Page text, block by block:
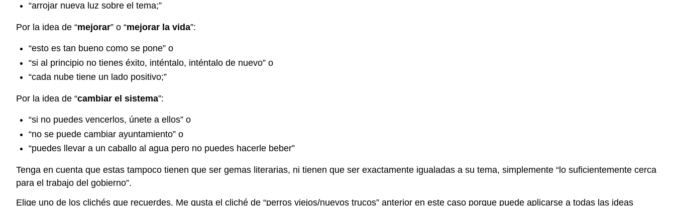
“arrojar nueva luz sobre el tema;”
Por la idea de “mejorar” o “mejorar la vida”:
“esto es tan bueno como se pone” o
“si al principio no tienes éxito, inténtalo, inténtalo de nuevo” o
“cada nube tiene un lado positivo;”
Por la idea de “cambiar el sistema”:
“si no puedes vencerlos, únete a ellos” o
“no se puede cambiar ayuntamiento” o
“puedes llevar a un caballo al agua pero no puedes hacerle beber”
Tenga en cuenta que estas tampoco tienen que ser gemas literarias, ni tienen que ser exactamente igualadas a su tema, simplemente “lo suficientemente cerca
para el trabajo del gobierno”.
Elige uno de los clichés que recuerdes. Me gusta el cliché de “perros viejos/nuevos trucos” anterior en este caso porque puede aplicarse a todas las ideas